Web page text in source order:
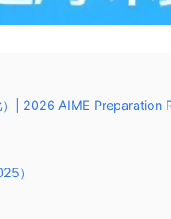
）| 2026 AIME
）